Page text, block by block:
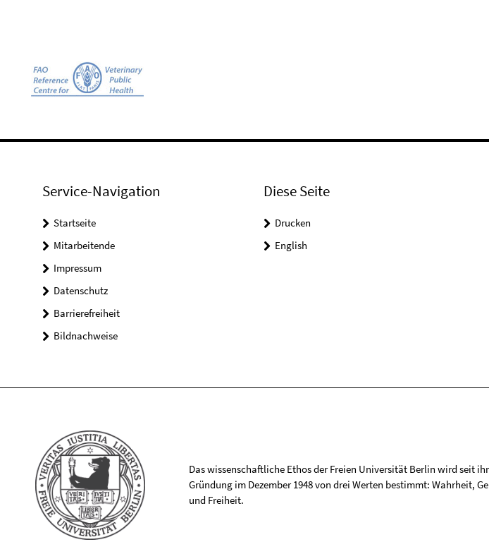
Service-Navigation
Startseite
Mitarbeitende
Impressum
Datenschutz
Barrierefreiheit
Bildnachweise
Diese Seite
Drucken
English
Das wissenschaftliche Ethos der Freien Universität Berlin wird seit
Gründung im Dezember 1948 von drei Werten bestimmt: Wahrheit,
und Freiheit.